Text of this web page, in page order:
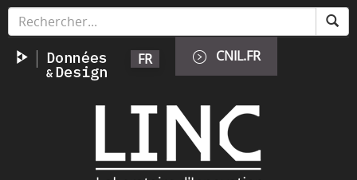
Skip
content
FR CNIL.FR
Cookies management panel